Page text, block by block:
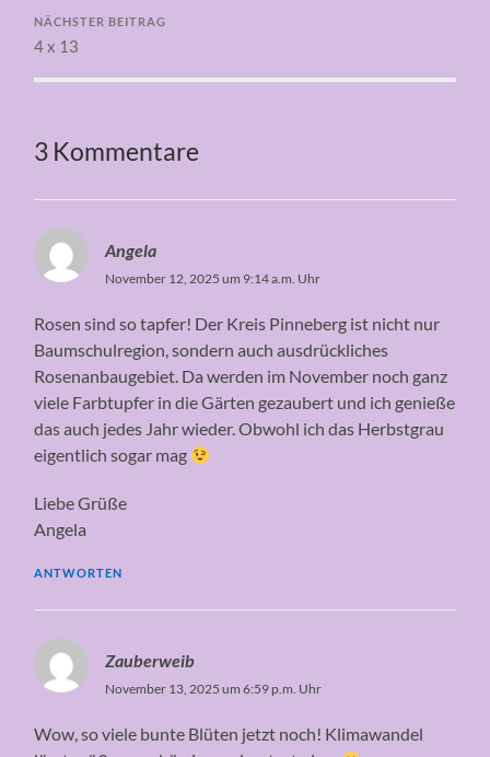
NÄCHSTER BEITRAG
4 x 13
3 Kommentare
Angela
November 12, 2025 um 9:14 a.m. Uhr
Rosen sind so tapfer! Der Kreis Pinneberg ist nicht nur
Baumschulregion, sondern auch ausdrückliches
Rosenanbaugebiet. Da werden im November noch ganz
viele Farbtupfer in die Gärten gezaubert und ich genieße
das auch jedes Jahr wieder. Obwohl ich das Herbstgrau
eigentlich sogar mag
Liebe Grüße
Angela
ANTWORTEN
Zauberweib
November 13, 2025 um 6:59 p.m. Uhr
Wow, so viele bunte Blüten jetzt noch! Klimawandel